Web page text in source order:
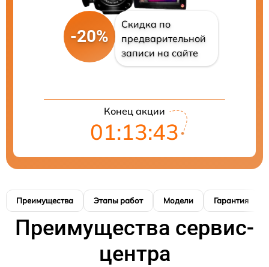
-20%
Скидка по
предварительной
записи на сайте
Конец акции
01:13:42
Преимущества Этапы работ Модели Гарантия
Преимущества сервис-
центра